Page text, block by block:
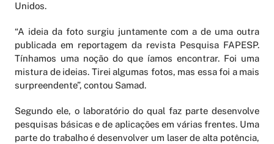
Unidos.
“A ideia da foto surgiu juntamente com a de uma outra
publicada em reportagem da revista Pesquisa FAPESP.
Tínhamos uma noção do que íamos encontrar. Foi uma
mistura de ideias. Tirei algumas fotos, mas essa foi a mais
surpreendente”, contou Samad.
Segundo ele, o laboratório do qual faz parte desenvolve
pesquisas básicas e de aplicações em várias frentes. Uma
parte do trabalho é desenvolver um laser de alta potência,